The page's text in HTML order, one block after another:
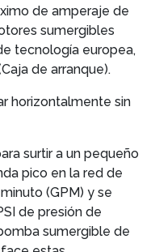
de amperaje de
sumergibles
tecnología europea,
de arranque).
horizontalmente sin
surtir a un pequeño
pico en la red de
(GPM) y se
de presión de
sumergible de